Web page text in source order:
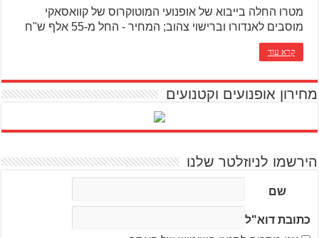
מטרו החלה בייבוא של אופנועי המוטוקרוס של קוואסאקי
מוסבים לאנדורו וברישוי צהוב; המחיר - החל מ-55 אלף ש"ח
קרא עוד
מחירון אופנועים וקטנועים
הירשמו לניוזלטר שלנו
שם
כתובת דוא"ל